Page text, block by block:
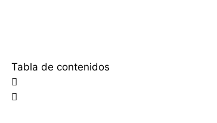
Tabla de contenidos